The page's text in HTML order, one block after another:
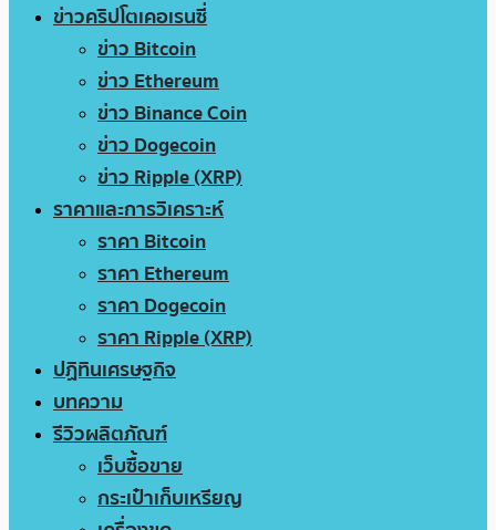
ข่าวคริปโตเคอเรนซี่
ข่าว Bitcoin
ข่าว Ethereum
ข่าว Binance Coin
ข่าว Dogecoin
ข่าว Ripple (XRP)
ราคาและการวิเคราะห์
ราคา Bitcoin
ราคา Ethereum
ราคา Dogecoin
ราคา Ripple (XRP)
ปฏิทินเศรษฐกิจ
บทความ
รีวิวผลิตภัณฑ์
เว็บซื้อขาย
กระเป๋าเก็บเหรียญ